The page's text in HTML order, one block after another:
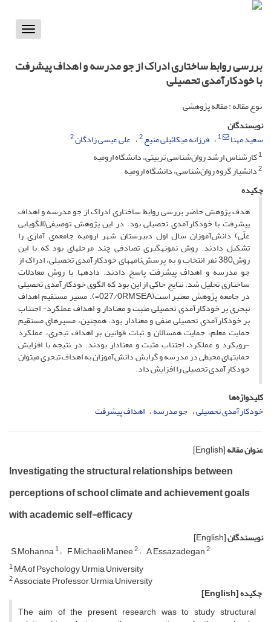
Toggle
بررسی روابط ساختاری ادراک از جو مدرسه و اهداف پیشرفت
با خودکارآمدی تحصیلی
نوع مقاله : مقاله پژوهشی
نویسندگان
سعید مهنا
1 فرزانه میکائیلی منیع2 علی عیسی زادگان2
1کارشناس ارشد روان‌شناسی تربیتی، دانشگاه ارومیه
2دانشیار گروه روان‌شناسی، دانشگاه ارومیه
چکیده
هدف پژوهش حاضر بررسی روابط ساختاری ادراک از جو مدرسه و اهداف
پیشرفت با خودکارآمدی تحصیلی بود. در این پژوهش توصیفی(الگویابی
علّی) دانش‌آموزان سال اول دبیرستان شهر ارومیه جامعه‌ی آماری را
تشکیل دادند. روش نمونه­گیری تصادفی چند مرحله­ای بود که با این
روش380 نفر انتخاب و به پرسش‌نامه­های خودکارآمدی تحصیلی، ادراک از
جو مدرسه و اهداف پیشرفت پاسخ دادند. داده­ها با روش معادلات
ساختاری تحلیل شد. نتایج حاکی از این بود که الگوی خودکارآمدی تحصیلی
در جامعه پژوهش معتبر است(027/0RMSEA=). مسیر مستقیم اهداف
تبحری بر خودکارآمدی تحصیلی مثبت و معنا­دار و اهداف عملکرد- اجتناب
بر خودکارآمدی تحصیلی منفی و معنا­دار بود. همچنین، مسیرهای مستقیم
حمایت معلم، حمایت همسالان و ثبات قوانین بر اهداف تبحری، عملکرد
-رویکرد و عملکرد– اجتناب مثبت و معنا­دار بودند. در نتیجه با افزایش
حمایت­های محیطی در مدرسه و گرایش دانش‌آموزان به اهداف تبحری می­توان
خودکارآمدی تحصیلی را افزایش داد.
کلیدواژه‌ها
خودکارآمدی تحصیلی جو مدرسه اهداف پیشرفت
عنوان مقاله[English]
Investigating the structural relationships between
perceptions of school climate and achievement goals
with academic self-efficacy
نویسندگان[English]
S Mohanna1 F Michaeli Manee2 A Essazadegan2
1MA of Psychology, Urmia University
2Associate Professor, Urmia University
چکیده[English]
The aim of the present research was to study structural